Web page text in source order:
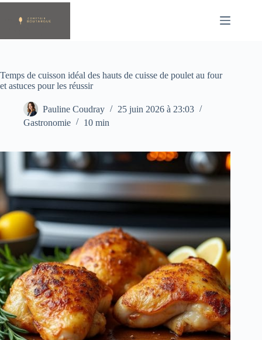
Passer
contenu
Temps de cuisson idéal des hauts de cuisse de poulet au four
et astuces pour les réussir
Pauline Coudray
25 juin 2026 à 23:03
Gastronomie
10 min